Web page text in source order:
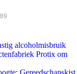
alcoholmisbruik
Protix om
Gereedschapskist